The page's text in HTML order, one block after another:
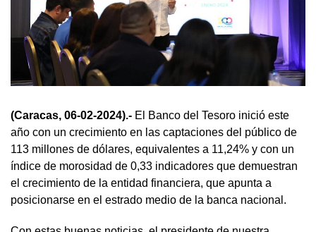
(Caracas, 06-02-2024).- El Banco del Tesoro inició este
año con un crecimiento en las captaciones del público de
113 millones de dólares, equivalentes a 11,24% y con un
índice de morosidad de 0,33 indicadores que demuestran
el crecimiento de la entidad financiera, que apunta a
posicionarse en el estrado medio de la banca nacional.